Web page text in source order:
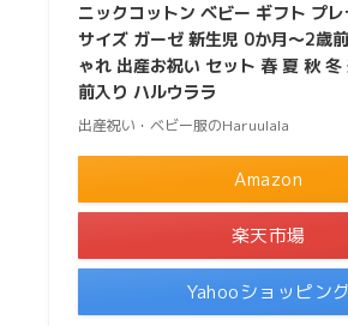
ニックコットン ベビー ギフト プ
サイズ ガーゼ 新生児 0か月〜2歳
ゃれ 出産お祝い セット 春 夏 秋 冬
前入り ハルウララ
出産祝い・ベビー服のHaruulala
Amazon
楽天市場
Yahooショッピン